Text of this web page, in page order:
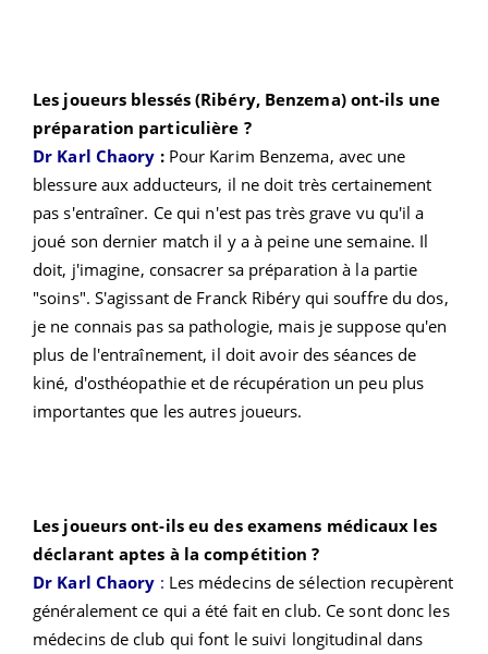
Les joueurs blessés (Ribéry, Benzema) ont-ils une
préparation particulière ?
Dr Karl Chaory : Pour Karim Benzema, avec une
blessure aux adducteurs, il ne doit très certainement
pas s'entraîner. Ce qui n'est pas très grave vu qu'il a
joué son dernier match il y a à peine une semaine. Il
doit, j'imagine, consacrer sa préparation à la partie
"soins". S'agissant de Franck Ribéry qui souffre du dos,
je ne connais pas sa pathologie, mais je suppose qu'en
plus de l'entraînement, il doit avoir des séances de
kiné, d'osthéopathie et de récupération un peu plus
importantes que les autres joueurs.
Les joueurs ont-ils eu des examens médicaux les
déclarant aptes à la compétition ?
Dr Karl Chaory : Les médecins de sélection recupèrent
généralement ce qui a été fait en club. Ce sont donc les
médecins de club qui font le suivi longitudinal dans